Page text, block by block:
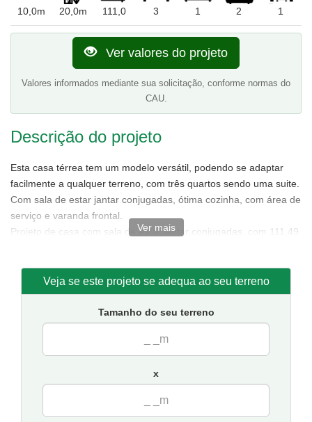
10,0m 20,0m 111,0 3 1 2 1
Ver valores do projeto
Valores informados mediante sua solicitação, conforme normas do
CAU.
Descrição do projeto
Esta casa térrea tem um modelo versátil, podendo se adaptar
facilmente a qualquer terreno, com três quartos sendo uma suite.
Com sala de estar jantar conjugadas, ótima cozinha, com área de
serviço e varanda frontal.
Projeto de casa com sala de estar/jantar conjugadas, com 111,49
Sugestão de terreno para implantação: 10 metros de frente
por 20 metros de fundos.
Ver mais
Veja se este projeto se adequa ao seu terreno
Tamanho do seu terreno
x